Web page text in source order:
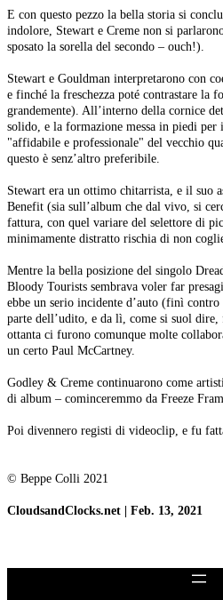
E con questo pezzo la bella storia si
indolore, Stewart e Creme non si
sposato la sorella del secondo – ouch!).
Stewart e Gouldman interpretarono con
e finché la freschezza poté contrastare
grandemente). All’interno della cornice
solido, e la formazione messa in piedi per
"affidabile e professionale" del vecchio
questo è senz’altro preferibile.
Stewart era un ottimo chitarrista, e il suo
Benefit (sia sull’album che dal vivo, si
fattura, con quel variare del selettore di
minimamente distratto rischia di non
Mentre la bella posizione del singolo
Bloody Tourists sembrava voler far
ebbe un serio incidente d’auto (finì contro
parte dell’udito, e da lì, come si suol
ottanta ci furono comunque molte
un certo Paul McCartney.
Godley & Creme continuarono come
di album – cominceremmo da Freeze
Poi divennero registi di videoclip, e fu
© Beppe Colli 2021
CloudsandClocks.net | Feb. 13, 2021